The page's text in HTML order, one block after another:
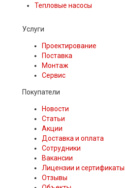
Тепловые насосы
Услуги
Проектирование
Поставка
Монтаж
Сервис
Покупатели
Новости
Статьи
Акции
Доставка и оплата
Сотрудники
Вакансии
Лицензии и сертификаты
Отзывы